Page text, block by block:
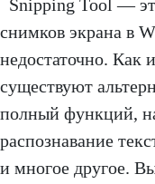
Snipping Tool —
снимков экрана в
недостаточно. Как
существуют
полный функций,
распознавание
и многое другое.